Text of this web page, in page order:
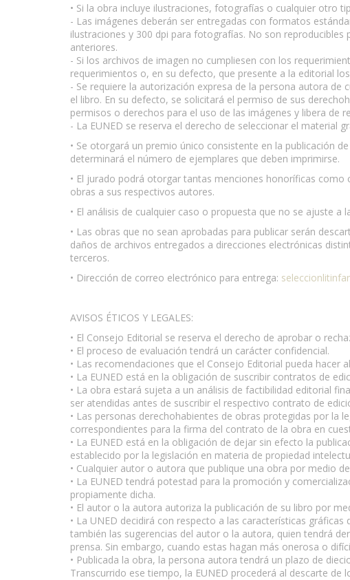
• Si la obra incluye ilustraciones, fotografías o cualquier otro
- Las imágenes deberán ser entregadas con formatos
ilustraciones y 300 dpi para fotografías. No son
anteriores.
- Si los archivos de imagen no cumpliesen con los
requerimientos o, en su defecto, que presente a la editorial
- Se requiere la autorización expresa de la persona autora
el libro. En su defecto, se solicitará el permiso de sus
permisos o derechos para el uso de las imágenes y libera de
- La EUNED se reserva el derecho de seleccionar el material
• Se otorgará un premio único consistente en la publicación
determinará el número de ejemplares que deben imprimirse.
• El jurado podrá otorgar tantas menciones honoríficas como
obras a sus respectivos autores.
• El análisis de cualquier caso o propuesta que no se ajuste
• Las obras que no sean aprobadas para publicar serán
daños de archivos entregados a direcciones electrónicas
terceros.
• Dirección de correo electrónico para entrega:
AVISOS ÉTICOS Y LEGALES:
• El Consejo Editorial se reserva el derecho de aprobar o
• El proceso de evaluación tendrá un carácter confidencial.
• Las recomendaciones que el Consejo Editorial pueda
• La EUNED está en la obligación de suscribir contratos de
• La obra estará sujeta a un análisis de factibilidad editorial
ser atendidas antes de suscribir el respectivo contrato de
• Las personas derechohabientes de obras protegidas por la
correspondientes para la firma del contrato de la obra en
• La EUNED está en la obligación de dejar sin efecto la
establecido por la legislación en materia de propiedad
• Cualquier autor o autora que publique una obra por medio
• La EUNED tendrá potestad para la promoción y
propiamente dicha.
• El autor o la autora autoriza la publicación de su libro por
• La UNED decidirá con respecto a las características
también las sugerencias del autor o la autora, quien tendrá
prensa. Sin embargo, cuando estas hagan más onerosa o
• Publicada la obra, la persona autora tendrá un plazo de
Transcurrido ese tiempo, la EUNED procederá al descarte de